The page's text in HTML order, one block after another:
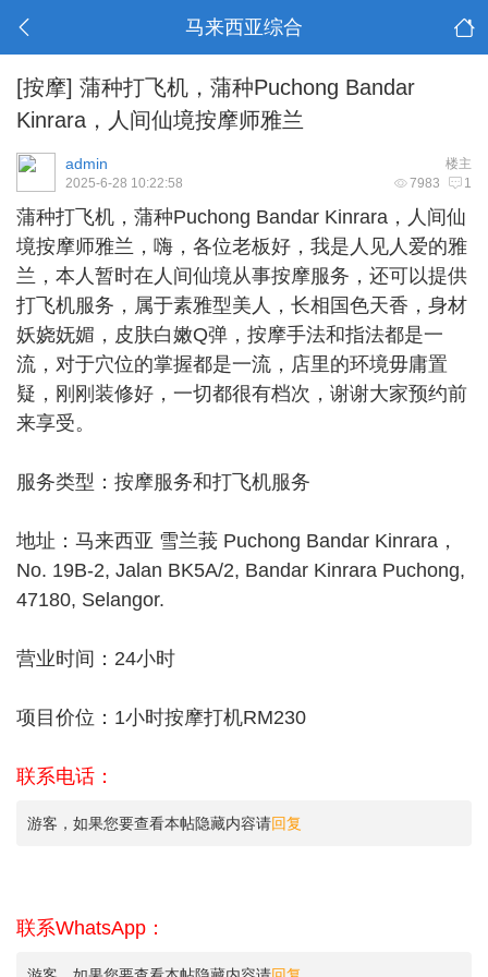
马来西亚综合
[按摩] 蒲种打飞机，蒲种Puchong Bandar
Kinrara，人间仙境按摩师雅兰
楼主
admin
7983 1
2025-6-28 10:22:58
蒲种打飞机 ，蒲种Puchong Bandar Kinrara，人间仙
境按摩师雅兰，嗨，各位老板好，我是人见人爱的雅
兰，本人暂时在人间仙境从事按摩服务，还可以提供
打飞机服务，属于素雅型美人，长相国色天香，身材
妖娆妩媚，皮肤白嫩Q弹，按摩手法和指法都是一
流，对于穴位的掌握都是一流，店里的环境毋庸置
疑，刚刚装修好，一切都很有档次，谢谢大家预约前
来享受。
服务类型：按摩服务和打飞机服务
地址：马来西亚 雪兰莪 Puchong Bandar Kinrara，
No. 19B-2, Jalan BK5A/2, Bandar Kinrara Puchong,
47180, Selangor.
营业时间：24小时
项目价位：1小时按摩打机RM230
联系电话：
游客，如果您要查看本帖隐藏内容请回复
联系WhatsApp：